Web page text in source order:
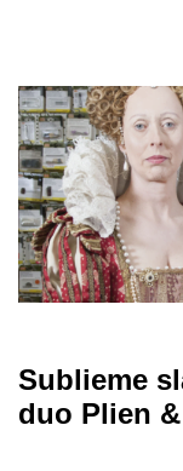
Sublieme
duo Plien